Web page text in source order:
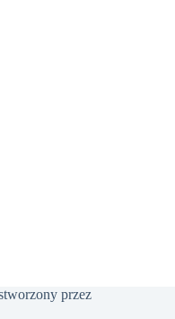
przez